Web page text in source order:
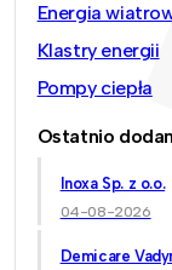
Energia
Klastry energii
Pompy ciepła
Ostatnio
Inoxa Sp. z o.o.
04-08-2026
Demicare